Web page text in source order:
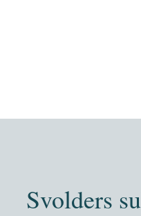
Svolders